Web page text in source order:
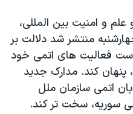
و امنيت بين المللی،
منتشر شد دلالت بر
فعاليت های اتمی خود
پنهان کند. مدارک جديد
اتمی سازمان ملل
سوريه، سخت تر کند.